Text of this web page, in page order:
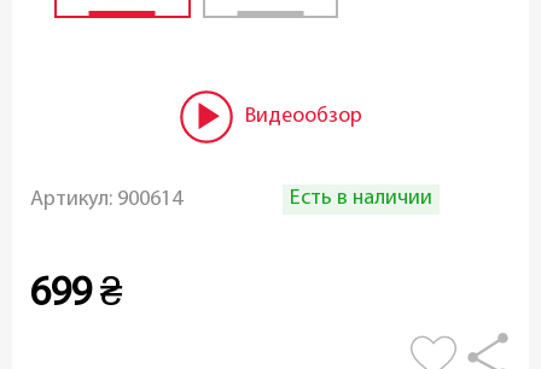
Видеообзор
Артикул: 900614 Есть в наличии
699 ₴